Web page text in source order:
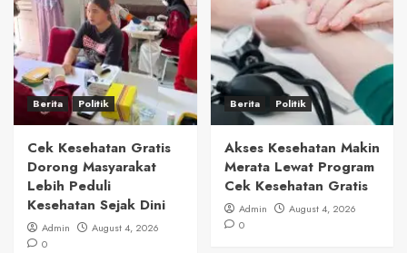
Berita Politik
Cek Kesehatan Gratis
Dorong Masyarakat
Lebih Peduli
Kesehatan Sejak Dini
Admin
August 4, 2026
0
Berita Politik
Akses Kesehatan Makin
Merata Lewat Program
Cek Kesehatan Gratis
Admin
August 4, 2026
0